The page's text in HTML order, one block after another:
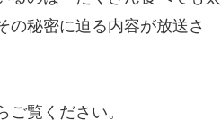
の秘密に迫る内容が放送さ
覧ください。